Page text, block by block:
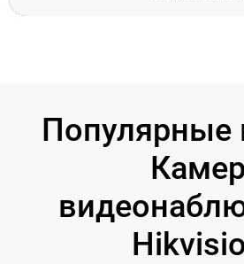
Популярные
Камер